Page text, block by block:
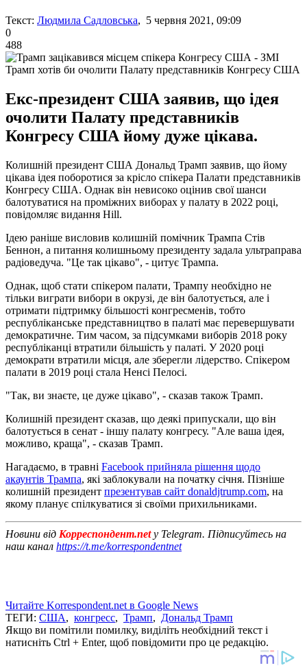
Текст: Людмила Садловська, 5 червня 2021, 09:09
0
488
Трамп хотів би очолити Палату представників Конгресу США
Екс-президент США заявив, що ідея
очолити Палату представників
Конгресу США йому дуже цікава.
Колишній президент США Дональд Трамп заявив, що йому
цікава ідея поборотися за крісло спікера Палати представників
Конгресу США. Однак він невисоко оцінив свої шанси
балотуватися на проміжних виборах у палату в 2022 році,
повідомляє видання Hill.
Ідею раніше висловив колишній помічник Трампа Стів
Беннон, а питання колишньому президенту задала ультраправа
радіоведуча. "Це так цікаво", - цитує Трампа.
Однак, щоб стати спікером палати, Трампу необхідно не
тільки виграти вибори в окрузі, де він балотується, але і
отримати підтримку більшості конгресменів, тобто
республіканське представництво в палаті має перевершувати
демократичне. Тим часом, за підсумками виборів 2018 року
республіканці втратили більшість у палаті. У 2020 році
демократи втратили місця, але зберегли лідерство. Спікером
палати в 2019 році стала Ненсі Пелосі.
"Так, ви знаєте, це дуже цікаво", - сказав також Трамп.
Колишній президент сказав, що деякі припускали, що він
балотується в сенат - іншу палату конгресу. "Але ваша ідея,
можливо, краща", - сказав Трамп.
Нагадаємо, в травні Facebook прийняла рішення щодо
акаунтів Трампа, які заблокували на початку січня. Пізніше
колишній президент презентував сайт donaldjtrump.com, на
якому планує спілкуватися зі своїми прихильниками.
Новини від Корреспондент.netу Telegram. Підписуйтесь на
наш канал https://t.me/korrespondentnet
Читайте Korrespondent.net в Google News
ТЕГИ: США, конгресс, Трамп, Дональд Трамп
Якщо ви помітили помилку, виділіть необхідний текст і
натисніть Ctrl + Enter, щоб повідомити про це редакцію.